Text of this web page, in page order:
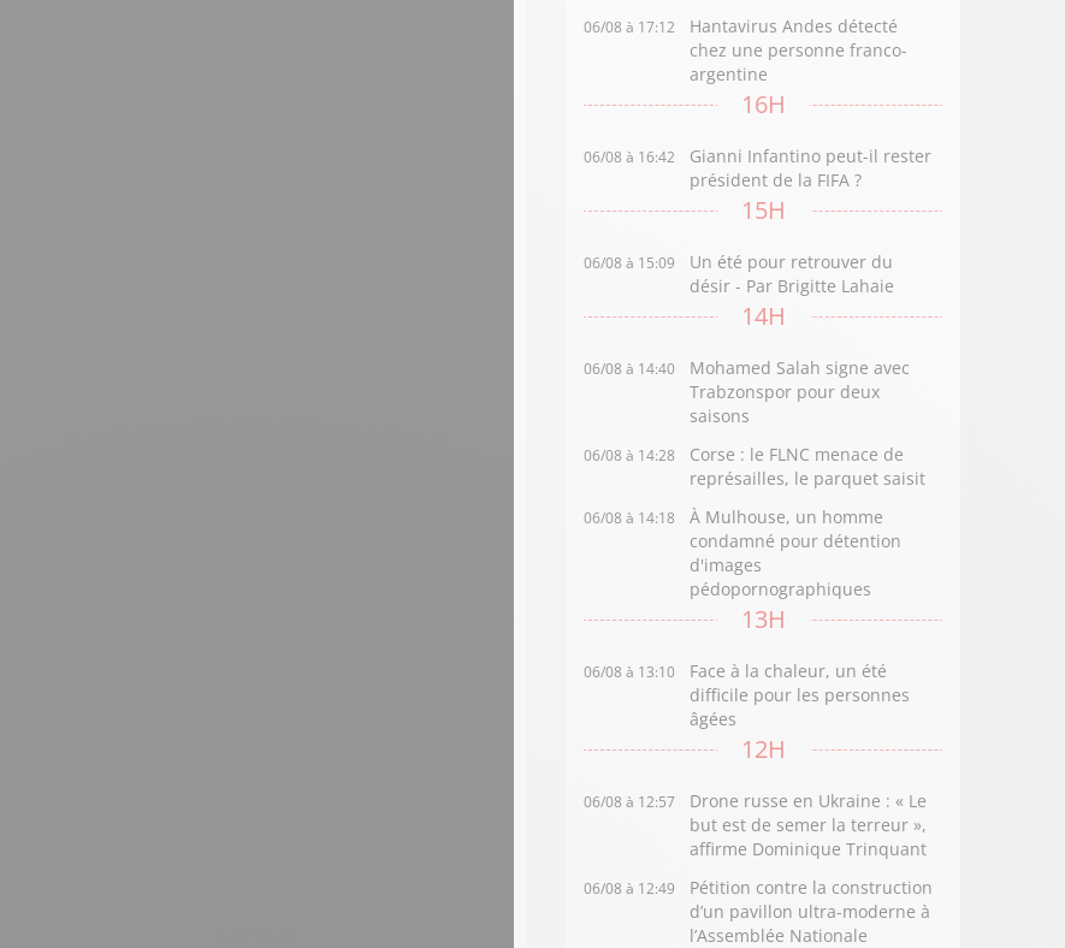
06/08 à 17:12
Hantavirus Andes détecté
chez une personne franco-
argentine
16H
06/08 à 16:42
Gianni Infantino peut-il rester
président de la FIFA ?
15H
06/08 à 15:09
Un été pour retrouver du
désir - Par Brigitte Lahaie
14H
06/08 à 14:40
Mohamed Salah signe avec
Trabzonspor pour deux
saisons
06/08 à 14:28
Corse : le FLNC menace de
représailles, le parquet saisit
06/08 à 14:18
À Mulhouse, un homme
condamné pour détention
d'images
pédopornographiques
13H
06/08 à 13:10
Face à la chaleur, un été
difficile pour les personnes
âgées
12H
06/08 à 12:57
Drone russe en Ukraine : « Le
but est de semer la terreur »,
affirme Dominique Trinquant
06/08 à 12:49
Pétition contre la construction
d’un pavillon ultra-moderne à
l’Assemblée Nationale